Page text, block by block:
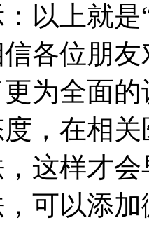
以上就是
各位朋
为全面
，在相
这样才
可以添加